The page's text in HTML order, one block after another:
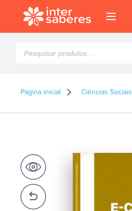
produtos
Página inicial Ciências Sociais